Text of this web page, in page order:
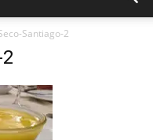
Santiago-2